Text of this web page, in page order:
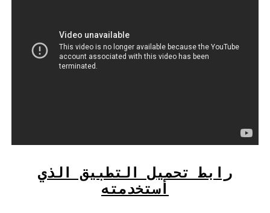
رابط تحميل التطبيق الذي
أستخدمته